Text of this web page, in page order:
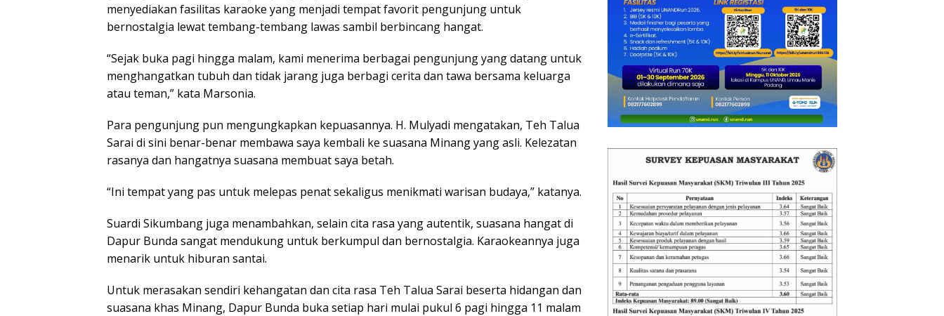
menyediakan fasilitas karaoke yang menjadi tempat favorit pengunjung untuk
bernostalgia lewat tembang-tembang lawas sambil berbincang hangat.
“Sejak buka pagi hingga malam, kami menerima berbagai pengunjung yang datang untuk
menghangatkan tubuh dan tidak jarang juga berbagi cerita dan tawa bersama keluarga
atau teman,” kata Marsonia.
Para pengunjung pun mengungkapkan kepuasannya. H. Mulyadi mengatakan, Teh Talua
Sarai di sini benar-benar membawa saya kembali ke suasana Minang yang asli. Kelezatan
rasanya dan hangatnya suasana membuat saya betah.
“Ini tempat yang pas untuk melepas penat sekaligus menikmati warisan budaya,” katanya.
Suardi Sikumbang juga menambahkan, selain cita rasa yang autentik, suasana hangat di
Dapur Bunda sangat mendukung untuk berkumpul dan bernostalgia. Karaokeannya juga
menarik untuk hiburan santai.
Untuk merasakan sendiri kehangatan dan cita rasa Teh Talua Sarai beserta hidangan dan
suasana khas Minang, Dapur Bunda buka setiap hari mulai pukul 6 pagi hingga 11 malam